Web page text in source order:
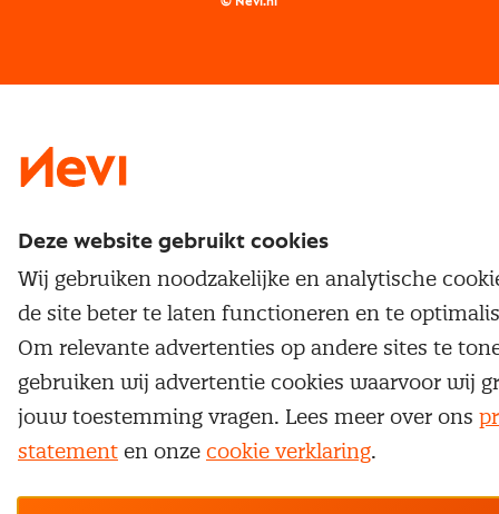
Nevi 2
Deze website gebruikt cookies
Wij gebruiken noodzakelijke en analytische
de site beter te laten functioneren en te
Om relevante advertenties op andere sites te
gebruiken wij advertentie cookies waarvoor wij
jouw toestemming vragen. Lees meer over ons
statement en onze cookie verklaring.